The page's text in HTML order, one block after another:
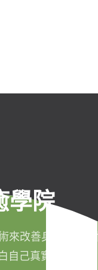
學院
來改善身心健康，
自己真實的本質。